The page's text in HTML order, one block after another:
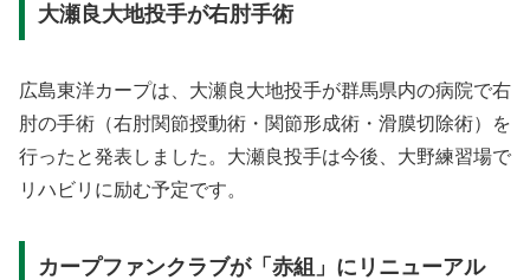
大瀬良大地投手が右肘手術
広島東洋カープは、大瀬良大地投手が群馬県内の病院で右
肘の手術（右肘関節授動術・関節形成術・滑膜切除術）を
行ったと発表しました。大瀬良投手は今後、大野練習場で
リハビリに励む予定です。
カープファンクラブが「赤組」にリニューアル